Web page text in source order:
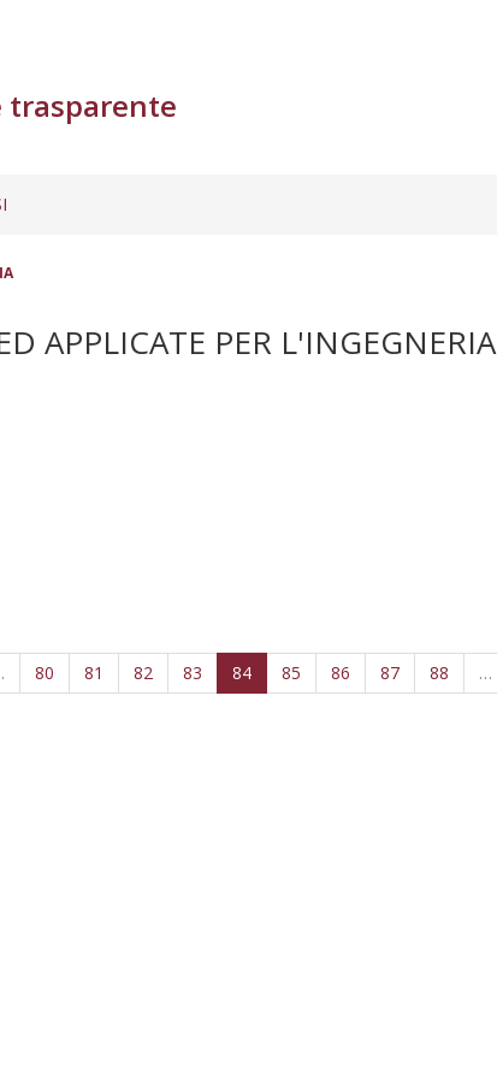
APPLICATE PER L'INGEGNERIA
80 81 82 83 84 85 86 87 88 …